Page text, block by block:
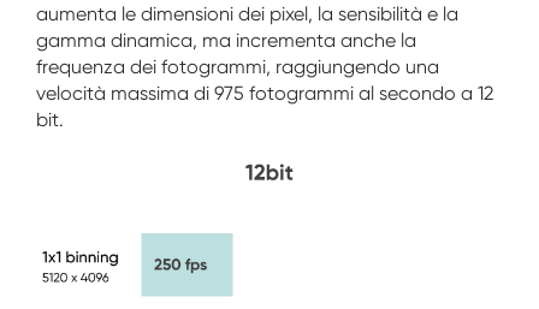
aumenta le dimensioni dei pixel, la sensibilità e la
gamma dinamica, ma incrementa anche la
frequenza dei fotogrammi, raggiungendo una
velocità massima di 975 fotogrammi al secondo a 12
bit.